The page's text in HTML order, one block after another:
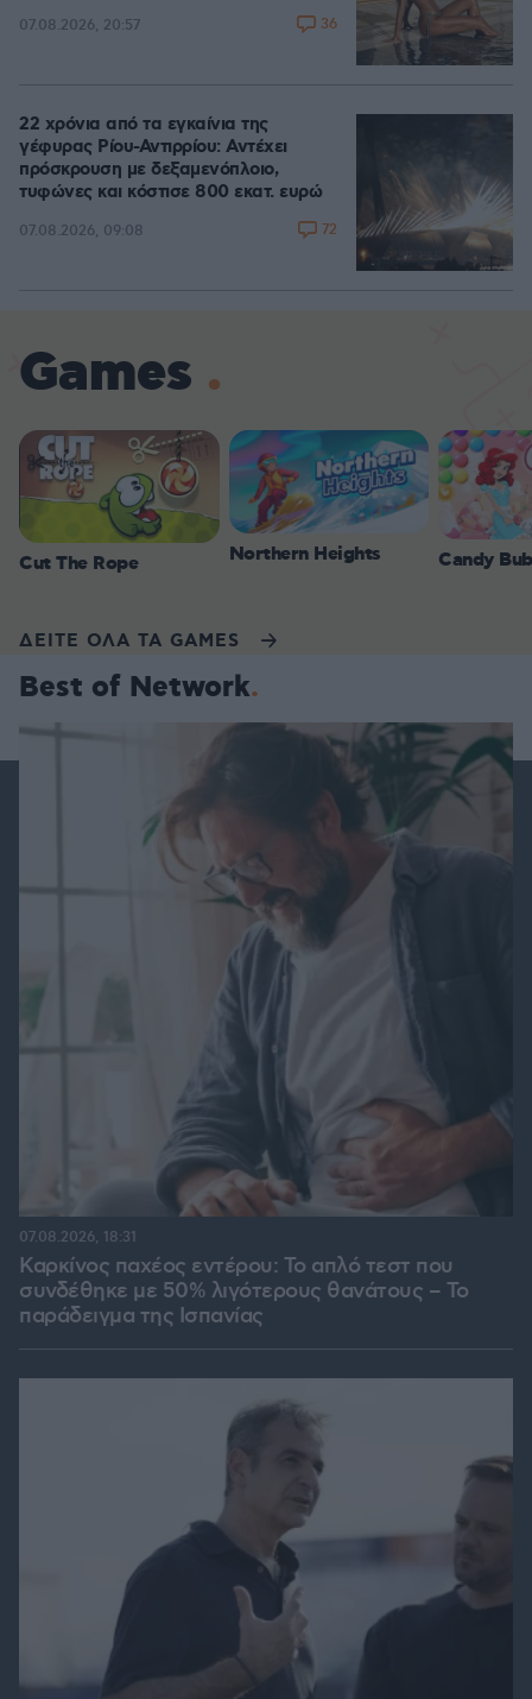
07.08.2026, 20:57 36
22 χρόνια από τα εγκαίνια της
γέφυρας Ρίου-Αντιρρίου: Αντέχει
πρόσκρουση με δεξαμενόπλοιο,
τυφώνες και κόστισε 800 εκατ. ευρώ
07.08.2026, 09:08 72
Games
Cut The Rope Northern Heights Candy
ΔΕΙΤΕ ΟΛΑ ΤΑ GAMES
Best of Network
Καρκίνος παχέος εντέρου: Το απλό τεστ που
συνδέθηκε με 50% λιγότερους θανάτους – Το
παράδειγμα της Ισπανίας
07.08.2026, 18:31